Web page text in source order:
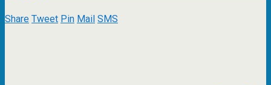
ShareTweetPinMailSMS